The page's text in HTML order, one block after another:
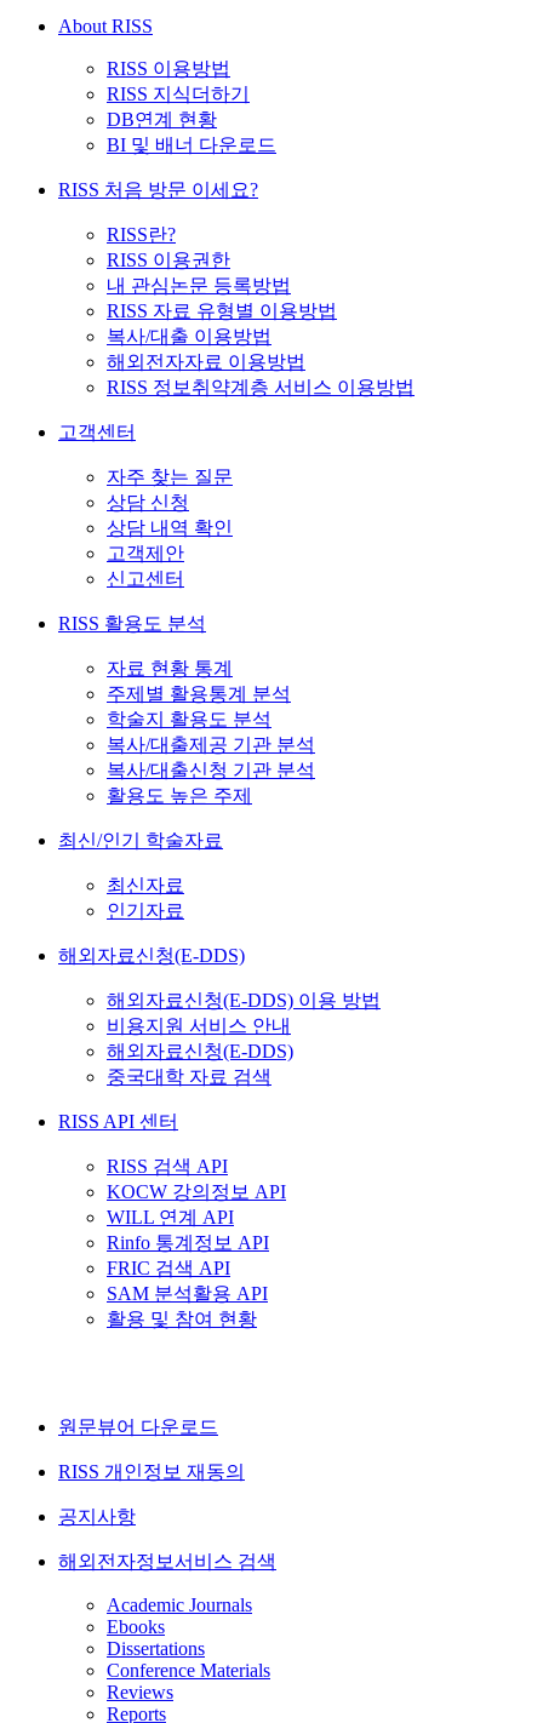
About RISS
RISS 이용방법
RISS 지식더하기
DB연계 현황
BI 및 배너 다운로드
RISS 처음 방문 이세요?
RISS란?
RISS 이용권한
내 관심논문 등록방법
RISS 자료 유형별 이용방법
복사/대출 이용방법
해외전자자료 이용방법
RISS 정보취약계층 서비스 이용방법
고객센터
자주 찾는 질문
상담 신청
상담 내역 확인
고객제안
신고센터
RISS 활용도 분석
자료 현황 통계
주제별 활용통계 분석
학술지 활용도 분석
복사/대출제공 기관 분석
복사/대출신청 기관 분석
활용도 높은 주제
최신/인기 학술자료
최신자료
인기자료
해외자료신청(E-DDS)
해외자료신청(E-DDS) 이용 방법
비용지원 서비스 안내
해외자료신청(E-DDS)
중국대학 자료 검색
RISS API 센터
RISS 검색 API
KOCW 강의정보 API
WILL 연계 API
Rinfo 통계정보 API
FRIC 검색 API
SAM 분석활용 API
활용 및 참여 현황
원문뷰어 다운로드
RISS 개인정보 재동의
공지사항
해외전자정보서비스 검색
Academic Journals
Ebooks
Dissertations
Conference Materials
Reviews
Reports